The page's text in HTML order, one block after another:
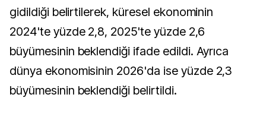
gidildiği belirtilerek, küresel ekonominin
2024'te yüzde 2,8, 2025'te yüzde 2,6
büyümesinin beklendiği ifade edildi. Ayrıca
dünya ekonomisinin 2026'da ise yüzde 2,3
büyümesinin beklendiği belirtildi.